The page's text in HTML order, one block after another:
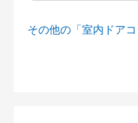
その他の「室内ドア